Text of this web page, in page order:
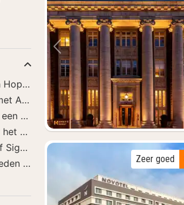
Vorige foto
Zeer goed
Hop-Off ticket(25)
Alt Bier Proeverijen
(25)
een vast menu voor lunch of diner(16)
het Chocolademuseum(16)
Bus Ticket
Rijncruise(16)